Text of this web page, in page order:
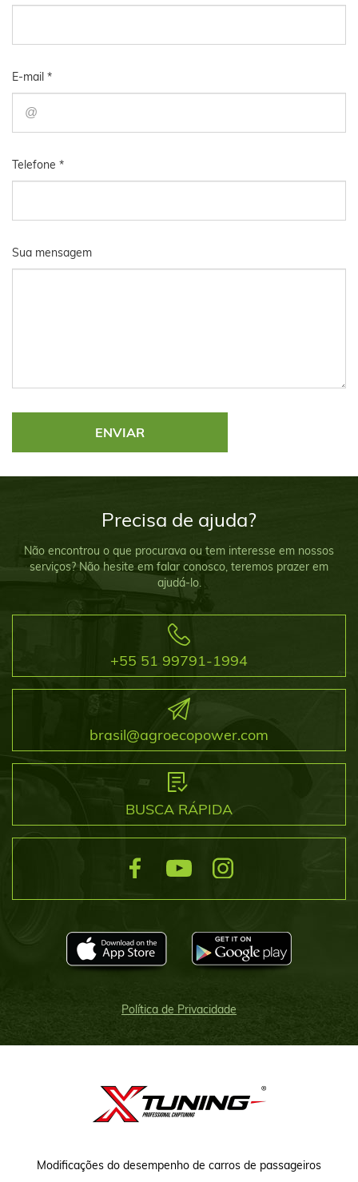
E-mail *
Telefone *
Sua mensagem
Precisa de ajuda?
Não encontrou o que procurava ou tem interesse em nossos
serviços? Não hesite em falar conosco, teremos prazer em
ajudá-lo.
+55 51 99791-1994
brasil@agroecopower.com
BUSCA RÁPIDA
Política de Privacidade
Modificações do desempenho de carros de passageiros